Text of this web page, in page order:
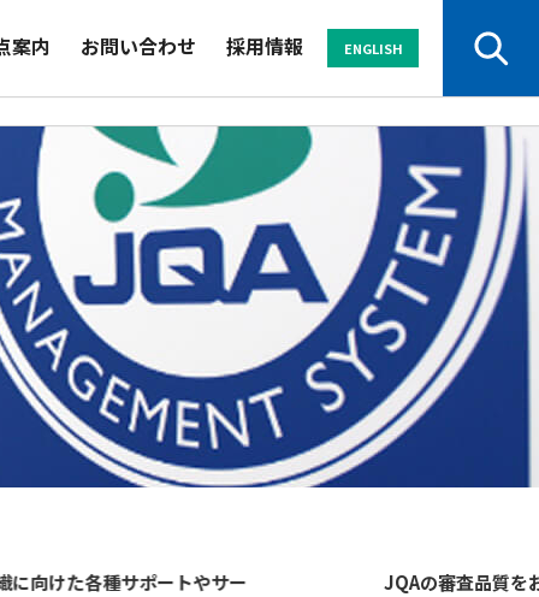
案内 お問い合わせ 採用情報 ENGLISH
サービスから探す
業界から探す
セミナー
資料
パンフレット
質をお求めで登録機関の切り
子ども向け学習